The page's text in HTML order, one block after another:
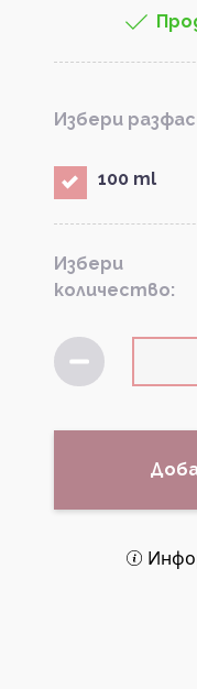
Избери
100 ml
Избери
количество: